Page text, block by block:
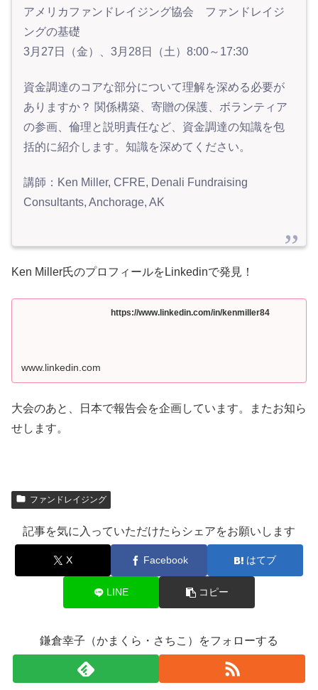
アメリカファンドレイジング協会 ファンドレイジ
ングの基礎
3月27日（金）、3月28日（土）8:00～17:30
資金調達のコアな部分について理解を深める必要が
ありますか？ 関係構築、寄贈の保護、ボランティア
の参画、倫理と説明責任など、資金調達の知識を包
括的に紹介します。知識を深めてください。
講師：Ken Miller, CFRE, Denali Fundraising
Consultants, Anchorage, AK
Ken Miller氏のプロフィールをLinkedinで発見！
https://www.linkedin.com/in/kenmiller84
www.linkedin.com
大会のあと、日本で報告会を企画しています。またお知ら
せします。
ファンドレイジング
記事を気に入っていただけたらシェアをお願いします
X Facebook はてブ
LINE コピー
鎌倉幸子（かまくら・さちこ）をフォローする